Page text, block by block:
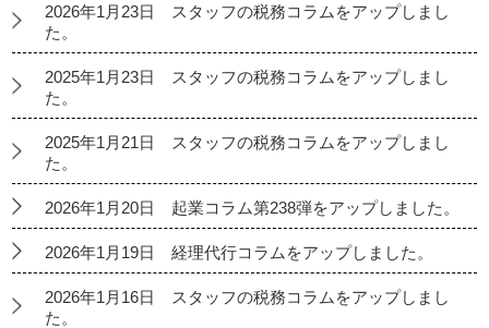
2026年1月23日 スタッフの税務コラムをアップしまし
た。
2025年1月23日 スタッフの税務コラムをアップしまし
た。
2025年1月21日 スタッフの税務コラムをアップしまし
た。
2026年1月20日 起業コラム第238弾をアップしました。
2026年1月19日 経理代行コラムをアップしました。
2026年1月16日 スタッフの税務コラムをアップしまし
た。